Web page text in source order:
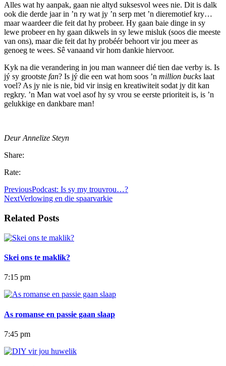
Alles wat hy aanpak, gaan nie altyd suksesvol wees nie. Dit is dalk
ook die derde jaar in ’n ry wat jy ’n serp met ’n dieremotief kry…
maar waardeer die feit dat hy probeer. Hy gaan baie dinge in sy
lewe probeer en hy gaan dikwels in sy lewe misluk (soos die meeste
van ons), maar die feit dat hy probéér behoort vir jou meer as
genoeg te wees. Sê vanaand vir hom dankie hiervoor.
Kyk na die verandering in jou man wanneer dié tien dae verby is. Is
jý sy grootste fan? Is jý die een wat hom soos ’n million bucks laat
voel? As jy nie is nie, bid vir insig en kreatiwiteit sodat jy dit kan
regkry. ’n Man wat voel asof hy sy vrou se eerste prioriteit is, is ’n
gelukkige en dankbare man!
Deur Annelize Steyn
Share:
Rate:
PreviousPodcast: Is sy my trouvrou…?
NextVerlowing en die spaarvarkie
Related Posts
Skei ons te maklik?
7:15 pm
As romanse en passie gaan slaap
7:45 pm